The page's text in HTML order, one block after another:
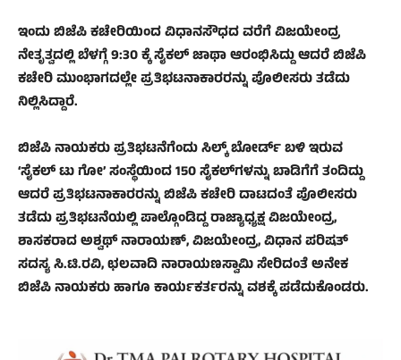
ಇಂದು ಬಿಜೆಪಿ ಕಚೇರಿಯಿಂದ ವಿಧಾನಸೌಧದ ವರೆಗೆ ವಿಜಯೇಂದ್ರ
ನೇತೃತ್ವದಲ್ಲಿ ಬೆಳಗ್ಗೆ 9:30 ಕ್ಕೆ ಸೈಕಲ್ ಜಾಥಾ ಆರಂಭಿಸಿದ್ದು ಆದರೆ ಬಿಜೆಪಿ
ಕಚೇರಿ ಮುಂಭಾಗದಲ್ಲೇ ಪ್ರತಿಭಟನಾಕಾರರನ್ನು ಪೊಲೀಸರು ತಡೆದು
ನಿಲ್ಲಿಸಿದ್ದಾರೆ.
ಬಿಜೆಪಿ ನಾಯಕರು ಪ್ರತಿಭಟನೆಗೆಂದು ಸಿಲ್ಕ್ ಬೋರ್ಡ್ ಬಳಿ ಇರುವ
‘ಸೈಕಲ್ ಟು ಗೋ’ ಸಂಸ್ಥೆಯಿಂದ 150 ಸೈಕಲ್‌ಗಳನ್ನು ಬಾಡಿಗೆಗೆ ತಂದಿದ್ದು
ಆದರೆ ಪ್ರತಿಭಟನಾಕಾರರನ್ನು ಬಿಜೆಪಿ ಕಚೇರಿ ದಾಟದಂತೆ ಪೊಲೀಸರು
ತಡೆದು ಪ್ರತಿಭಟನೆಯಲ್ಲಿ ಪಾಲ್ಗೊಂಡಿದ್ದ ರಾಜ್ಯಾಧ್ಯಕ್ಷ ವಿಜಯೇಂದ್ರ,
ಶಾಸಕರಾದ ಅಶ್ವಥ್ ನಾರಾಯಣ್, ವಿಜಯೇಂದ್ರ, ವಿಧಾನ ಪರಿಷತ್
ಸದಸ್ಯ ಸಿ.ಟಿ.ರವಿ, ಛಲವಾದಿ ನಾರಾಯಣಸ್ವಾಮಿ ಸೇರಿದಂತೆ ಅನೇಕ
ಬಿಜೆಪಿ ನಾಯಕರು ಹಾಗೂ ಕಾರ್ಯಕರ್ತರನ್ನು ವಶಕ್ಕೆ ಪಡೆದುಕೊಂಡರು.